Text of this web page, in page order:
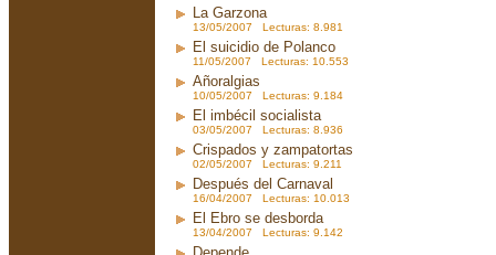
La Garzona
13/05/2007 Lecturas: 8.981
El suicidio de Polanco
11/05/2007 Lecturas: 10.553
Añoralgias
10/05/2007 Lecturas: 9.184
El imbécil socialista
03/05/2007 Lecturas: 8.936
Crispados y zampatortas
02/05/2007 Lecturas: 9.211
Después del Carnaval
16/04/2007 Lecturas: 10.013
El Ebro se desborda
13/04/2007 Lecturas: 9.142